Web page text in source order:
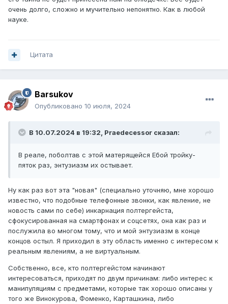
очень долго, сложно и мучительно непонятно. Как в любой
науке.
Цитата
Barsukov
Опубликовано 10 июля, 2024
В 10.07.2024 в 19:32, Praedecessor сказал:
В реале, поболтав с этой матерящейся Ебой тройку-
пяток раз, энтузиазм их остывает.
Ну как раз вот эта "новая" (специально уточняю, мне хорошо
известно, что подобные телефонные звонки, как явление, не
новость сами по себе) инкарнация полтергейста,
сфокусированная на смартфонах и соцсетях, она как раз и
послужила во многом тому, что и мой энтузиазм в конце
концов остыл. Я приходил в эту область именно с интересом к
реальным явлениям, а не виртуальным.
Собственно, все, кто полтергейстом начинают
интересоваться, приходят по двум причинам: либо интерес к
манипуляциям с предметами, которые так хорошо описаны у
того же Винокурова, Фоменко, Карташкина, либо